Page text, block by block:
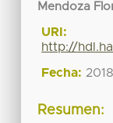
Mendoza
URI:
http://
Fecha:
Resumen: